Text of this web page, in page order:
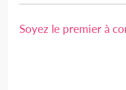
Soyez le premier à